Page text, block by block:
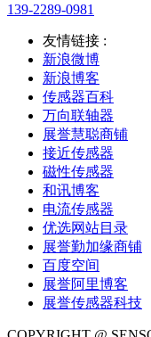
139-2289-0981
友情链接 :
新浪微博
新浪博客
传感器百科
万向联轴器
展誉慧聪商铺
接近传感器
磁性传感器
和讯博客
电流传感器
优选网站目录
展誉勤加缘商铺
百度空间
展誉阿里博客
展誉传感器科技